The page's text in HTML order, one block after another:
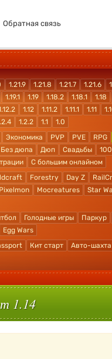
Обратная связь
1.21.9 1.21.8 1.21.7 1.21.6
1.19.1 1.19 1.18.2 1.18.1 1.18
1.12 1.11.2 1.11.1 1.11
1.2.2 1.1
1.0
Экономика PVP PVE RPG
Без дюпа Дюп Свадьбы
С большим онлайном
Forestry Day Z
Pixelmon Mocreatures Star
Голодные игры Паркур
Egg Wars
Кит старт Авто-шахта
1.14